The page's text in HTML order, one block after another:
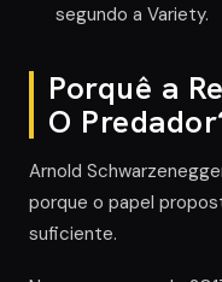
segundo a Variety.
Porquê a
O
Arnold
porque o papel
suficiente.